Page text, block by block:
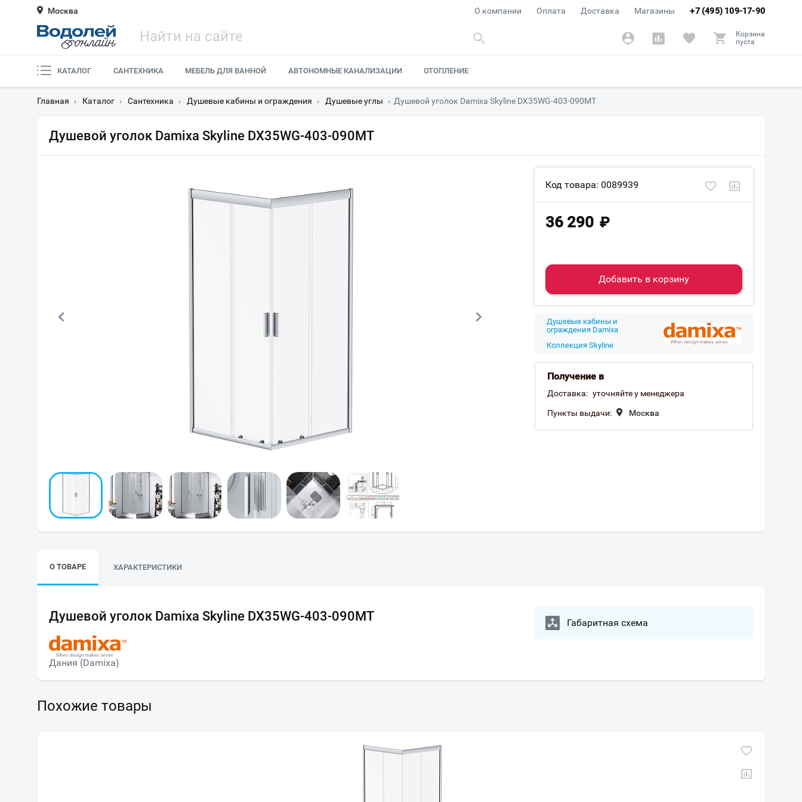
Москва +7 (495) 109-17-90
О компании Оплата Доставка Магазины
Корзина
пуста
КАТАЛОГ САНТЕХНИКА МЕБЕЛЬ ДЛЯ ВАННОЙ АВТОНОМНЫЕ КАНАЛИЗАЦИИ ОТОПЛЕНИЕ
Главная › Каталог › Сантехника › Душевые кабины и ограждения › Душевые углы › Душевой уголок Damixa Skyline DX35WG-403-090MT
Душевой уголок Damixa Skyline DX35WG-403-090MT
Код товара: 0089939
36 290 ₽
Добавить в корзину
Душевые кабины и
ограждения Damixa
Коллекция Skyline
Получение в
Доставка: уточняйте у менеджера
Пункты выдачи: Москва
О ТОВАРЕ ХАРАКТЕРИСТИКИ
Душевой уголок Damixa Skyline DX35WG-403-090MT
Дания (Damixa)
Габаритная схема
Похожие товары